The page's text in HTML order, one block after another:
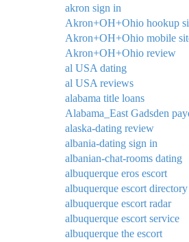
akron sign in
Akron+OH+Ohio hookup
Akron+OH+Ohio mobile
Akron+OH+Ohio review
al USA dating
al USA reviews
alabama title loans
Alabama_East Gadsden
alaska-dating review
albania-dating sign in
albanian-chat-rooms dating
albuquerque eros escort
albuquerque escort directory
albuquerque escort radar
albuquerque escort service
albuquerque the escort